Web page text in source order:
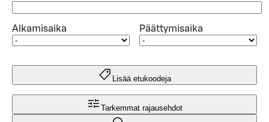
Alkamisaika Päättymisaika
Lisää etukoodeja
Tarkemmat rajausehdot